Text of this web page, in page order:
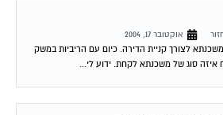
אוקטובר 17, 2004
לצורך קניית הדירה. כיום עם הריביות במשק
איזה סוג של משכנתא לקחת. ידוע לי...